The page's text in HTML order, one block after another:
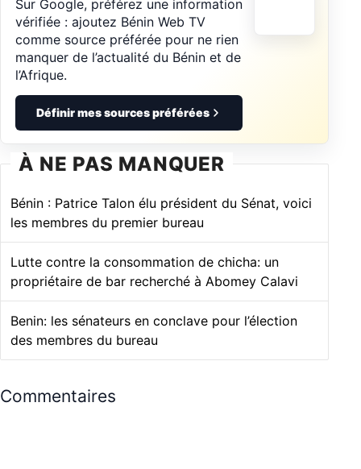
Sur Google, préférez une information
vérifiée : ajoutez Bénin Web TV
comme source préférée pour ne rien
manquer de l’actualité du Bénin et de
l’Afrique.
Définir mes sources préférées
À NE PAS MANQUER
Bénin : Patrice Talon élu président du Sénat, voici
les membres du premier bureau
Lutte contre la consommation de chicha: un
propriétaire de bar recherché à Abomey Calavi
Benin: les sénateurs en conclave pour l’élection
des membres du bureau
Commentaires